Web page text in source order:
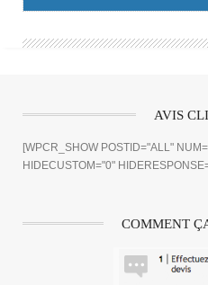
AVIS
[WPCR_SHOW POSTID="ALL"
HIDECUSTOM="0"
COMMENT